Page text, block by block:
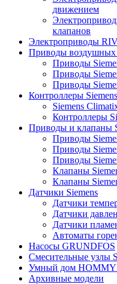
движением
клапанов
Электроприводы
Приводы воздушных
Приводы
Приводы
Приводы
Контроллеры Siemens
Siemens
Контроллеры
Приводы и клапаны
Приводы
Приводы
Приводы
Клапаны
Клапаны
Датчики Siemens
Датчики
Датчики
Датчики
Автоматы
Насосы GRUNDFOS
Смесительные узлы
Умный дом
Архивные модели